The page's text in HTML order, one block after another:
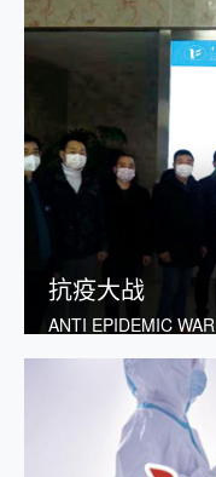
抗疫大战
ANTI EPIDEMIC WAR